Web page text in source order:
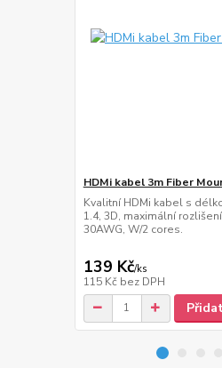
HDMi kabel 3m Fiber
Kvalitní HDMi kabel s
1.4, 3D, maximální
30AWG, W/2 cores.
139 Kč/ks
115 Kč bez DPH